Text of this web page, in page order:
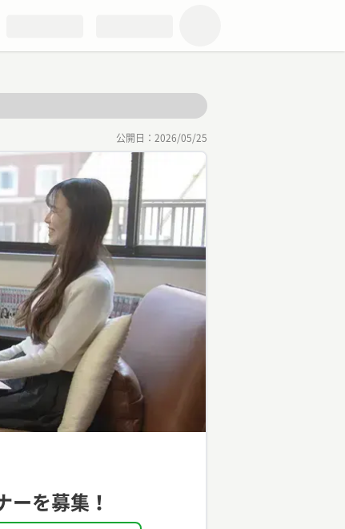
公開日： 2026/05/25
ーを募集！